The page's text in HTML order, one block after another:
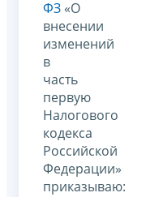
ФЗ «О
внесении
изменений
в
часть
первую
Налогового
кодекса
Российской
Федерации»
приказываю: